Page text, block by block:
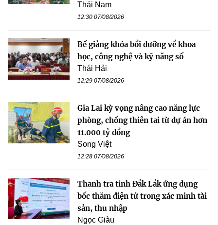
Thái Nam
12:30 07/08/2026
Bế giảng khóa bồi dưỡng về khoa
học, công nghệ và kỹ năng số
Thái Hải
12:29 07/08/2026
Gia Lai kỳ vọng nâng cao năng lực
phòng, chống thiên tai từ dự án hơn
11.000 tỷ đồng
Song Việt
12:28 07/08/2026
Thanh tra tỉnh Đắk Lắk ứng dụng
bốc thăm điện tử trong xác minh tài
sản, thu nhập
Ngọc Giàu